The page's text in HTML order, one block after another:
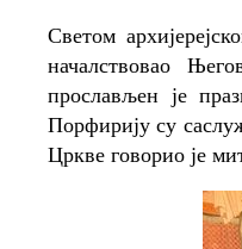
Светом
началствовао
прослављен је
Порфирију су
Цркве говорио је